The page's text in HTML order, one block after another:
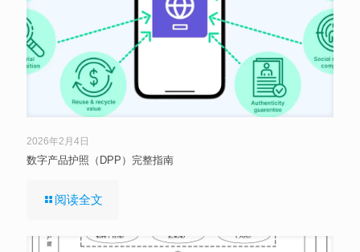
2026年2月4日
数字产品护照（DPP）完整指南
阅读全文